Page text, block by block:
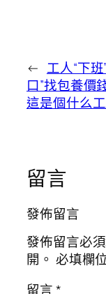
← 工人“下班
口”找包養價
這是個什么
留言
發佈留言
發佈留言必
開。 必填欄
留言*